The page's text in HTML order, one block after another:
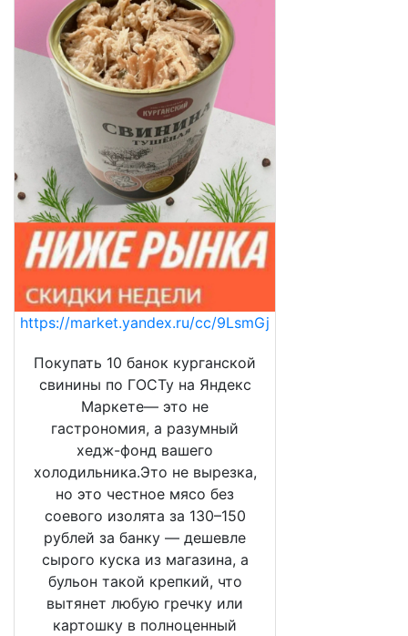
https://market.yandex.ru/cc/9LsmGj
Покупать 10 банок курганской
свинины по ГОСТу на Яндекс
Маркете— это не
гастрономия, а разумный
хедж-фонд вашего
холодильника.Это не вырезка,
но это честное мясо без
соевого изолята за 130–150
рублей за банку — дешевле
сырого куска из магазина, а
бульон такой крепкий, что
вытянет любую гречку или
картошку в полноценный